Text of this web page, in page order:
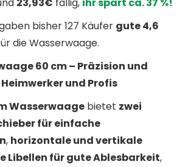
23,93€ fällig, ihr spart ca. 37 %!
bisher 127 Käufer gute 4,6
die Wasserwaage.
60 cm – Präzision und
und Profis
Wasserwaage bietet zwei
für einfache
, horizontale und vertikale
Libellen für gute Ablesbarkeit,